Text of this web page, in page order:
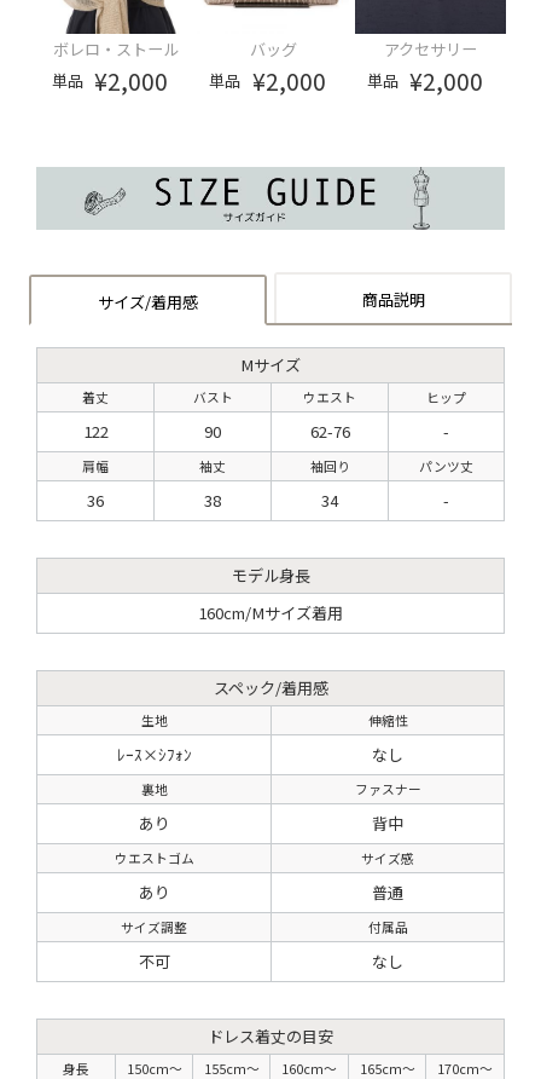
ボレロ・ストール
単品 ¥2,000
バッグ
単品 ¥2,000
アクセサリー
単品 ¥2,000
サイズ/着用感 商品説明
Mサイズ
着丈 バスト ウエスト ヒップ
122 90 62-76 -
肩幅 袖丈 袖回り パンツ丈
36 38 34 -
モデル身長
160cm/Mサイズ着用
スペック/着用感
生地 伸縮性
ﾚｰｽ×ｼﾌｫﾝ なし
裏地 ファスナー
あり 背中
ウエストゴム サイズ感
あり 普通
サイズ調整 付属品
不可 なし
ドレス着丈の目安
身長 150cm〜 155cm〜 160cm〜 165cm〜
170cm〜